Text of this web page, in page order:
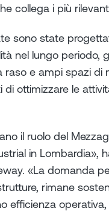
collega i più
sono state
nel lungo periodo,
e ampi spazi di
ottimizzare le
il ruolo del
in Lombardia»,
«La domanda
rimane
efficienza